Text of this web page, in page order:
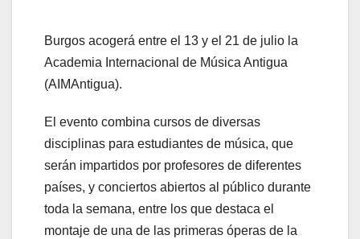
Burgos acogerá entre el 13 y el 21 de julio la
Academia Internacional de Música Antigua
(AIMAntigua).
El evento combina cursos de diversas
disciplinas para estudiantes de música, que
serán impartidos por profesores de diferentes
países, y conciertos abiertos al público durante
toda la semana, entre los que destaca el
montaje de una de las primeras óperas de la